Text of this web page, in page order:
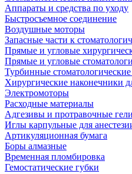
Аппараты и средства по уходу
Быстросъемное соединение
Воздушные моторы
Запасные части к
Прямые и угловые
Прямые и угловые
Турбинные
Хирургические наконечники
Электромоторы
Расходные материалы
Адгезивы и протравочные гели
Иглы карпульные для
Артикуляционная бумага
Боры алмазные
Временная пломбировка
Гемостатические губки